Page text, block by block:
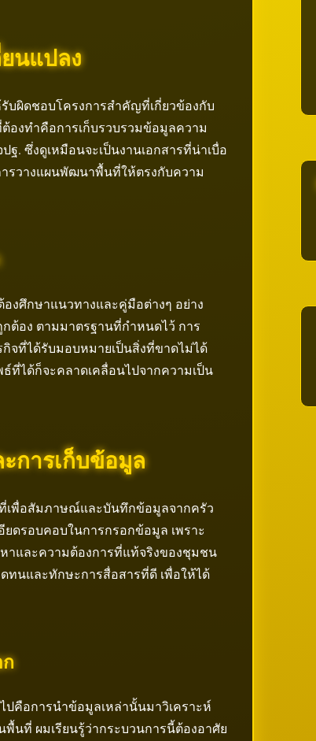
นแปลง
บผิดชอบโครงการสำคัญที่เกี่ยวข้องกับ
งทำคือการเก็บรวบรวมข้อมูลความ
ฐ. ซึ่งดูเหมือนจะเป็นงานเอกสารที่น่าเบื่อ
รวางแผนพัฒนาพื้นที่ให้ตรงกับความ
งศึกษาแนวทางและคู่มือต่างๆ อย่าง
กต้อง ตามมาตรฐานที่กำหนดไว้ การ
จที่ได้รับมอบหมายเป็นสิ่งที่ขาดไม่ได้
ธ์ที่ได้ก็จะคลาดเคลื่อนไปจากความเป็น
การเก็บข้อมูล
เพื่อสัมภาษณ์และบันทึกข้อมูลจากครัว
ยดรอบคอบในการกรอกข้อมูล เพราะ
าและความต้องการที่แท้จริงของชุมชน
นและทักษะการสื่อสารที่ดี เพื่อให้ได้
คือการนำข้อมูลเหล่านั้นมาวิเคราะห์
นที่ ผมเรียนรู้ว่ากระบวนการนี้ต้องอาศัย